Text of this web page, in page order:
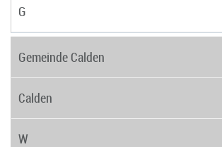
G
Gemeinde Calden
Calden
W